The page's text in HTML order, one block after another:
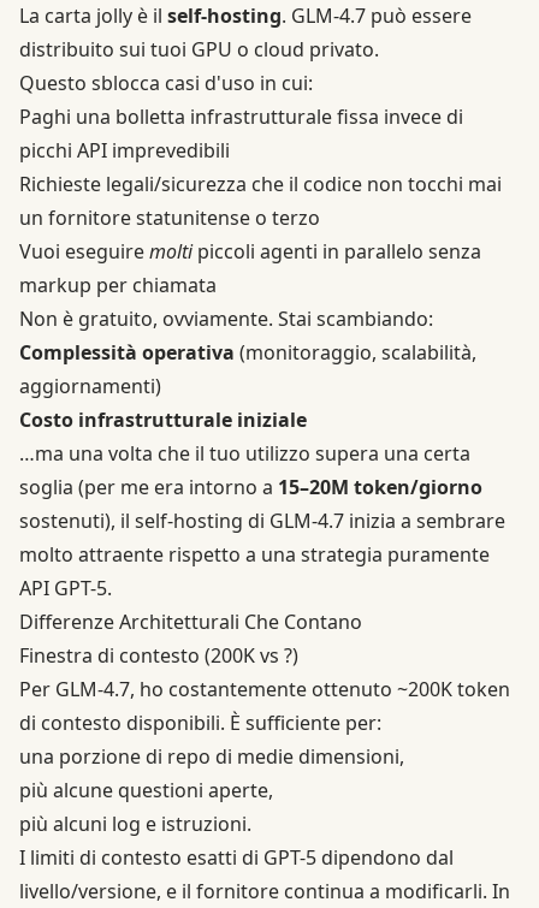
La carta jolly è il self-hosting. GLM-4.7 può essere
distribuito sui tuoi GPU o cloud privato.
Questo sblocca casi d'uso in cui:
Paghi una bolletta infrastrutturale fissa invece di
picchi API imprevedibili
Richieste legali/sicurezza che il codice non tocchi mai
un fornitore statunitense o terzo
Vuoi eseguiremoltipiccoli agenti in parallelo senza
markup per chiamata
Non è gratuito, ovviamente. Stai scambiando:
Complessità operativa (monitoraggio, scalabilità,
aggiornamenti)
Costo infrastrutturale iniziale
…ma una volta che il tuo utilizzo supera una certa
soglia (per me era intorno a 15–20M token/giorno
sostenuti), il self-hosting di GLM-4.7 inizia a sembrare
molto attraente rispetto a una strategia puramente
API GPT-5.
Differenze Architetturali Che Contano
Finestra di contesto (200K vs ?)
Per GLM-4.7, ho costantemente ottenuto ~200K token
di contesto disponibili. È sufficiente per:
una porzione di repo di medie dimensioni,
più alcune questioni aperte,
più alcuni log e istruzioni.
I limiti di contesto esatti di GPT-5 dipendono dal
livello/versione, e il fornitore continua a modificarli. In